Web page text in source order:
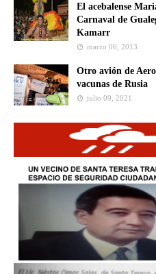
El acebalense
Carnaval de
Kamarr
marzo 06, 2013
Otro avión de
vacunas de Rusia
julio 09, 2021